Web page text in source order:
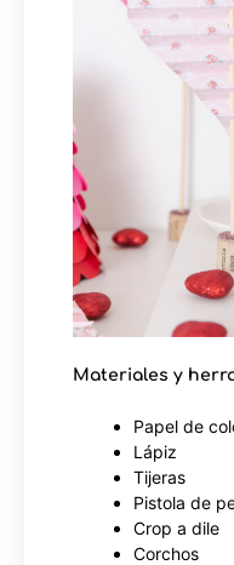
Materiales y
Papel de
Lápiz
Tijeras
Pistola de
Crop a dile
Corchos